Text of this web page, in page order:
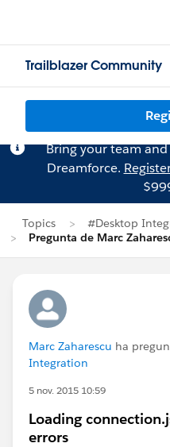
Trailblazer Community
Bring your team
Dreamforce.
Topics
#Desktop
Pregunta de Marc
Marc Zaharescu ha
Integration
5 nov. 2015 10:59
Loading
errors